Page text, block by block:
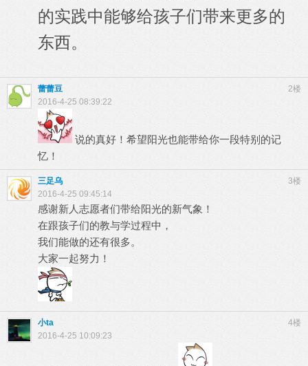
的实践中能够给孩子们带来更多的
东西。
2楼
蕾蕾豆
2016-4-25 08:39:22
说的真好！希望阳光也能带给你一段特别的记
忆！
3楼
三足乌
2016-4-25 09:45:14
感谢新人志愿者们带给阳光的新气象！
在跟孩子们的教与学过程中，
我们能做的还有很多。
大家一起努力！
4楼
小ta
2016-4-25 10:09:23